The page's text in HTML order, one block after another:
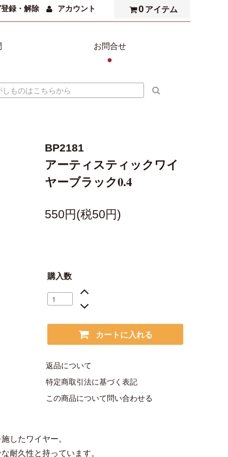
録・解除 アカウント 0 アイテム
お問合せ
●
BP2181
アーティスティックワイ
ヤーブラック0.4
550円(税50円)
購入数
カートに入れる
返品について
特定商取引法に基づく表記
この商品について問い合わせる
したワイヤー。
耐久性と持っています。